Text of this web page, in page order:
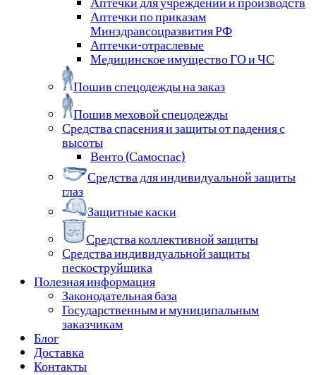
Аптечки по приказам
Минздравсоцразвития РФ
Аптечки-отраслевые
Медицинское имущество ГО и ЧС
Пошив спецодежды на заказ
Пошив меховой спецодежды
Средства спасения и защиты от падения с
высоты
Венто (Самоспас)
Средства для индивидуальной защиты
глаз
Защитные каски
Средства коллективной защиты
Средства индивидуальной защиты
пескоструйщика
Полезная информация
Законодательная база
Государственным и муниципальным
заказчикам
Блог
Доставка
Контакты